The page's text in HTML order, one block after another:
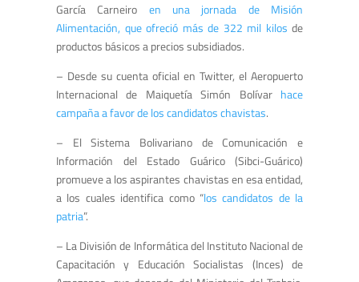
García Carneiro en una jornada de Misión
Alimentación, que ofreció más de 322 mil kilos de
productos básicos a precios subsidiados.
– Desde su cuenta oficial en Twitter, el Aeropuerto
Internacional de Maiquetía Simón Bolívar hace
campaña a favor de los candidatos chavistas.
– El Sistema Bolivariano de Comunicación e
Información del Estado Guárico (Sibci-Guárico)
promueve a los aspirantes chavistas en esa entidad,
a los cuales identifica como “los candidatos de la
patria”.
– La División de Informática del Instituto Nacional de
Capacitación y Educación Socialistas (Inces) de